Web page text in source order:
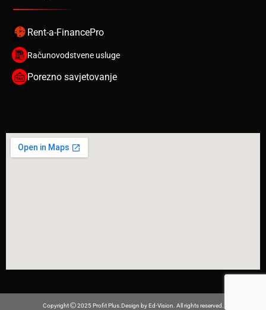
Rent-a-FinancePro
Računovodstvene usluge
Porezno savjetovanje
Copyright 2025 Profit Plus.Design byEd-Vision . All rights reserved.